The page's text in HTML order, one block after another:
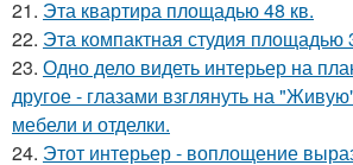
21. Эта квартира площадью 48 кв.
22. Эта компактная студия площадью
23. Одно дело видеть интерьер на
другое - глазами взглянуть на
мебели и отделки.
24. Этот интерьер - воплощение